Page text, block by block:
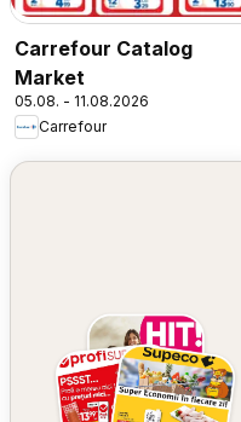
Carrefour Catalog
Market
05.08. - 11.08.2026
Carrefour